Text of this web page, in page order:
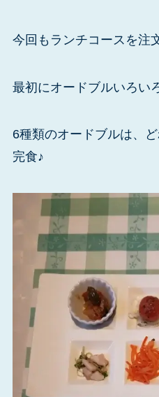
今回もランチコースを注
最初にオードブルいろい
6種類のオードブルは、
完食♪